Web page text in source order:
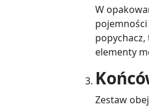
W
elementy
Zestaw